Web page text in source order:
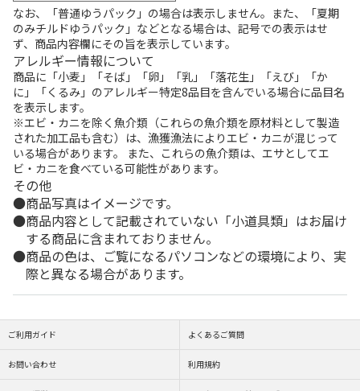
なお、「普通ゆうパック」の場合は表示しません。また、「夏期
のみチルドゆうパック」などとなる場合は、記号での表示はせ
ず、商品内容欄にその旨を表示しています。
アレルギー情報について
商品に「小麦」「そば」「卵」「乳」「落花生」「えび」「か
に」「くるみ」のアレルギー特定8品目を含んでいる場合に品目名
を表示します。
※エビ・カニを除く魚介類（これらの魚介類を原材料として製造
された加工品も含む）は、漁獲漁法によりエビ・カニが混じって
いる場合があります。 また、これらの魚介類は、エサとしてエ
ビ・カニを食べている可能性があります。
その他
商品写真はイメージです。
商品内容として記載されていない「小道具類」はお届け
する商品に含まれておりません。
商品の色は、ご覧になるパソコンなどの環境により、実
際と異なる場合があります。
ご利用ガイド よくあるご質問
お問い合わせ 利用規約